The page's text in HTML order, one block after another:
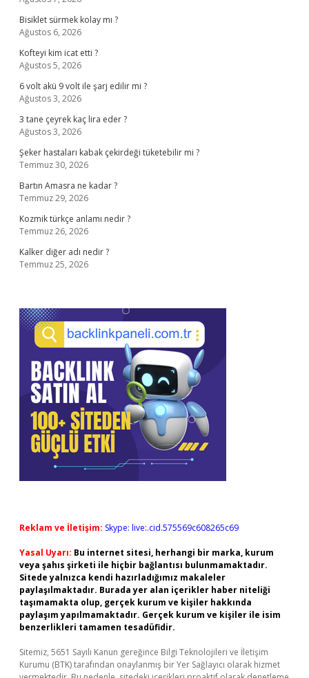
Bisiklet sürmek kolay mı ?
Ağustos 6, 2026
Kofteyi kim icat etti ?
Ağustos 5, 2026
6 volt akü 9 volt ile şarj edilir mi ?
Ağustos 3, 2026
3 tane çeyrek kaç lira eder ?
Ağustos 3, 2026
Şeker hastaları kabak çekirdeği tüketebilir mi ?
Temmuz 30, 2026
Bartın Amasra ne kadar ?
Temmuz 29, 2026
Kozmik türkçe anlamı nedir ?
Temmuz 26, 2026
Kalker diğer adı nedir ?
Temmuz 25, 2026
Reklam ve İletişim: Skype: live:.cid.575569c608265c69
Yasal Uyarı: Bu internet sitesi, herhangi bir marka, kurum
veya şahıs şirketi ile hiçbir bağlantısı bulunmamaktadır.
Sitede yalnızca kendi hazırladığımız makaleler
paylaşılmaktadır. Burada yer alan içerikler haber niteliği
taşımamakta olup, gerçek kurum ve kişiler hakkında
paylaşım yapılmamaktadır. Gerçek kurum ve kişiler ile isim
benzerlikleri tamamen tesadüfidir.
Sitemiz, 5651 Sayılı Kanun gereğince Bilgi Teknolojileri ve İletişim
Kurumu (BTK) tarafından onaylanmış bir Yer Sağlayıcı olarak hizmet